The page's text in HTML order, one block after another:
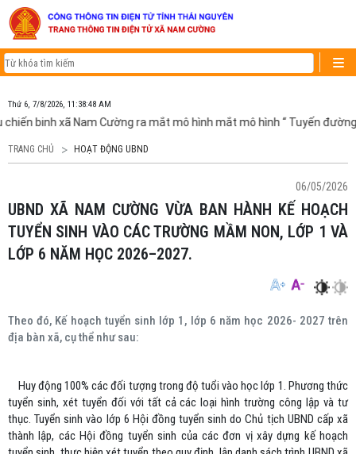
Thứ 6, 7/8/2026, 11:38:48 AM
binh xã Nam Cường ra mắt mô hình mắt mô hình “ Tuyến đường
TRANG CHỦ HOẠT ĐỘNG UBND
06/05/2026
UBND XÃ NAM CƯỜNG VỪA BAN HÀNH KẾ HOẠCH
TUYỂN SINH VÀO CÁC TRƯỜNG MẦM NON, LỚP 1 VÀ
LỚP 6 NĂM HỌC 2026–2027.
Theo đó, Kế hoạch tuyển sinh lớp 1, lớp 6 năm học 2026- 2027 trên
địa bàn xã, cụ thể như sau:
Huy động 100% các đối tượng trong độ tuổi vào học lớp 1. Phương thức
tuyển sinh, xét tuyển đối với tất cả các loại hình trường công lập và tư
thục. Tuyển sinh vào lớp 6 Hội đồng tuyển sinh do Chủ tịch UBND cấp xã
thành lập, các Hội đồng tuyển sinh của các đơn vị xây dựng kế hoạch